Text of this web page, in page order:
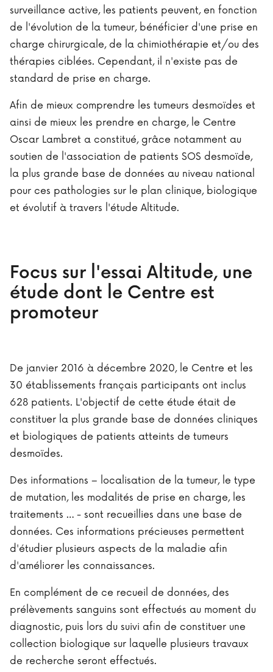
surveillance active, les patients peuvent, en fonction
de l'évolution de la tumeur, bénéficier d'une prise en
charge chirurgicale, de la chimiothérapie et/ou des
thérapies ciblées. Cependant, il n'existe pas de
standard de prise en charge.
Afin de mieux comprendre les tumeurs desmoïdes et
ainsi de mieux les prendre en charge, le Centre
Oscar Lambret a constitué, grâce notamment au
soutien de l'association de patients SOS desmoïde,
la plus grande base de données au niveau national
pour ces pathologies sur le plan clinique, biologique
et évolutif à travers l'étude Altitude.
Focus sur l'essai Altitude, une
étude dont le Centre est
promoteur
De janvier 2016 à décembre 2020, le Centre et les
30 établissements français participants ont inclus
628 patients. L'objectif de cette étude était de
constituer la plus grande base de données cliniques
et biologiques de patients atteints de tumeurs
desmoïdes.
Des informations – localisation de la tumeur, le type
de mutation, les modalités de prise en charge, les
traitements … - sont recueillies dans une base de
données. Ces informations précieuses permettent
d'étudier plusieurs aspects de la maladie afin
d'améliorer les connaissances.
En complément de ce recueil de données, des
prélèvements sanguins sont effectués au moment du
diagnostic, puis lors du suivi afin de constituer une
collection biologique sur laquelle plusieurs travaux
de recherche seront effectués.